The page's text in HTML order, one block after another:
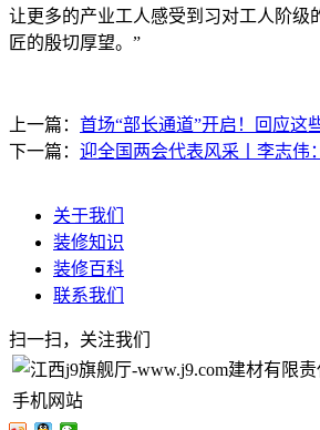
让更多的产业工人感受到习对工人阶级
匠的殷切厚望。”
上一篇： 首场“部长通道”开启！回应这
下一篇： 迎全国两会代表风采丨李志伟
关于我们
装修知识
装修百科
联系我们
扫一扫，关注我们
手机网站